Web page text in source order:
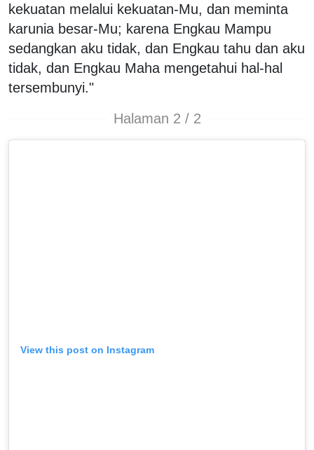
kekuatan melalui kekuatan-Mu, dan meminta
karunia besar-Mu; karena Engkau Mampu
sedangkan aku tidak, dan Engkau tahu dan aku
tidak, dan Engkau Maha mengetahui hal-hal
tersembunyi."
Halaman 2 / 2
View this post on Instagram